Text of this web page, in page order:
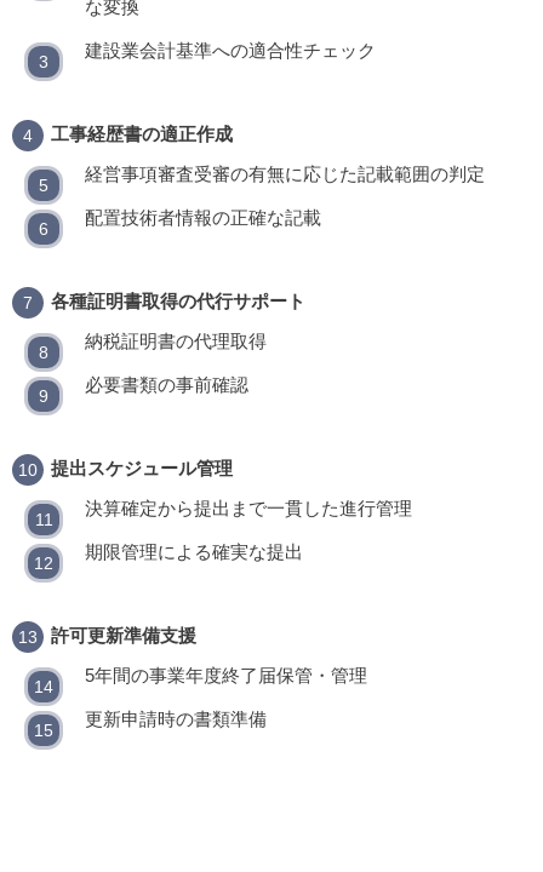
な変換
建設業会計基準への適合性チェック
工事経歴書の適正作成
経営事項審査受審の有無に応じた記載範囲の判定
配置技術者情報の正確な記載
各種証明書取得の代行サポート
納税証明書の代理取得
必要書類の事前確認
提出スケジュール管理
決算確定から提出まで一貫した進行管理
期限管理による確実な提出
許可更新準備支援
5年間の事業年度終了届保管・管理
更新申請時の書類準備